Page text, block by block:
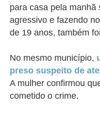
para casa pela manhã
agressivo e fazendo
de 19 anos, também
No mesmo município,
preso suspeito de
A mulher confirmou
cometido o crime.